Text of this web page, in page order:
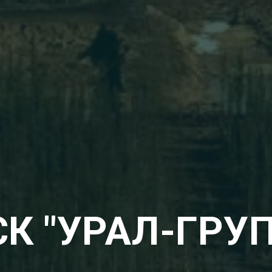
"УРАЛ-